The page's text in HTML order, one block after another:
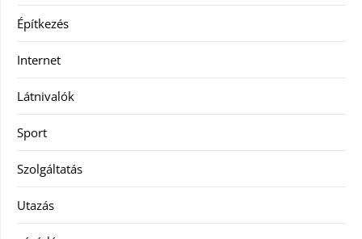
Építkezés
Internet
Látnivalók
Sport
Szolgáltatás
Utazás